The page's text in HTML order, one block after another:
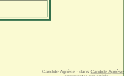
Candide Agnèse - dans Candide Agnèse